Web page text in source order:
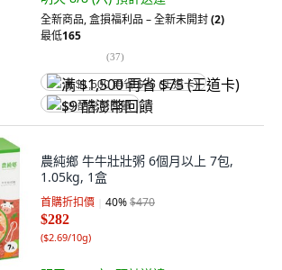
全新商品,盒損福利品 – 全新未開封(2)
最低165
(37)
满 $1,500 再省 $75 (王道卡)
$9 酷澎幣回饋
農純鄉 牛牛壯壯粥 6個月以上 7包,
1.05kg, 1盒
首購折扣價 40%$470
$282
($2.69/10g)